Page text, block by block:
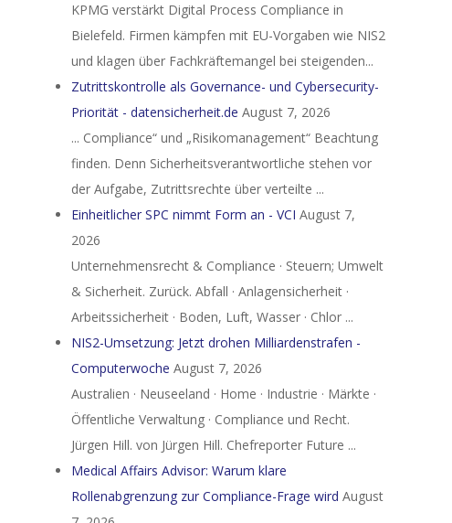
KPMG verstärkt Digital Process Compliance in
Bielefeld. Firmen kämpfen mit EU-Vorgaben wie NIS2
und klagen über Fachkräftemangel bei steigenden...
Zutrittskontrolle als Governance- und Cybersecurity-
Priorität - datensicherheit.de August 7, 2026
... Compliance“ und „Risikomanagement“ Beachtung
finden. Denn Sicherheitsverantwortliche stehen vor
der Aufgabe, Zutrittsrechte über verteilte ...
Einheitlicher SPC nimmt Form an - VCI August 7,
2026
Unternehmensrecht & Compliance · Steuern; Umwelt
& Sicherheit. Zurück. Abfall · Anlagensicherheit ·
Arbeitssicherheit · Boden, Luft, Wasser · Chlor ...
NIS2-Umsetzung: Jetzt drohen Milliardenstrafen -
Computerwoche August 7, 2026
Australien · Neuseeland · Home · Industrie · Märkte ·
Öffentliche Verwaltung · Compliance und Recht.
Jürgen Hill. von Jürgen Hill. Chefreporter Future ...
Medical Affairs Advisor: Warum klare
Rollenabgrenzung zur Compliance-Frage wird August